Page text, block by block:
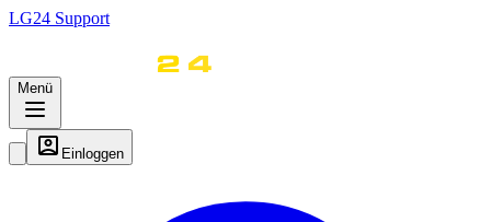
LG24 Support
Menü
Einloggen